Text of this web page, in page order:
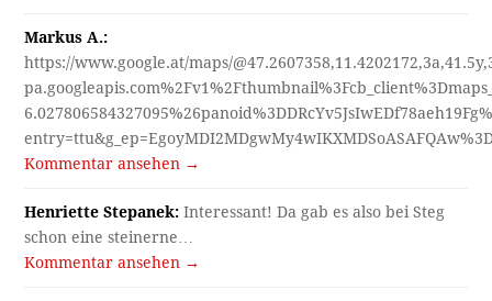
Markus A.:
https://www.google.at/maps/
Kommentar ansehen →
Henriette Stepanek: Interessant! Da gab es also bei Steg
schon eine steinerne…
Kommentar ansehen →